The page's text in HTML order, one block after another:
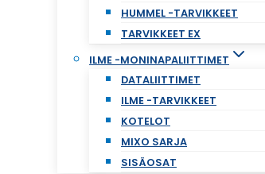
HUMMEL -TARVIKKEET
TARVIKKEET EX
ILME -MONINAPALIITTIMET
DATALIITTIMET
ILME -TARVIKKEET
KOTELOT
MIXO SARJA
SISÄOSAT